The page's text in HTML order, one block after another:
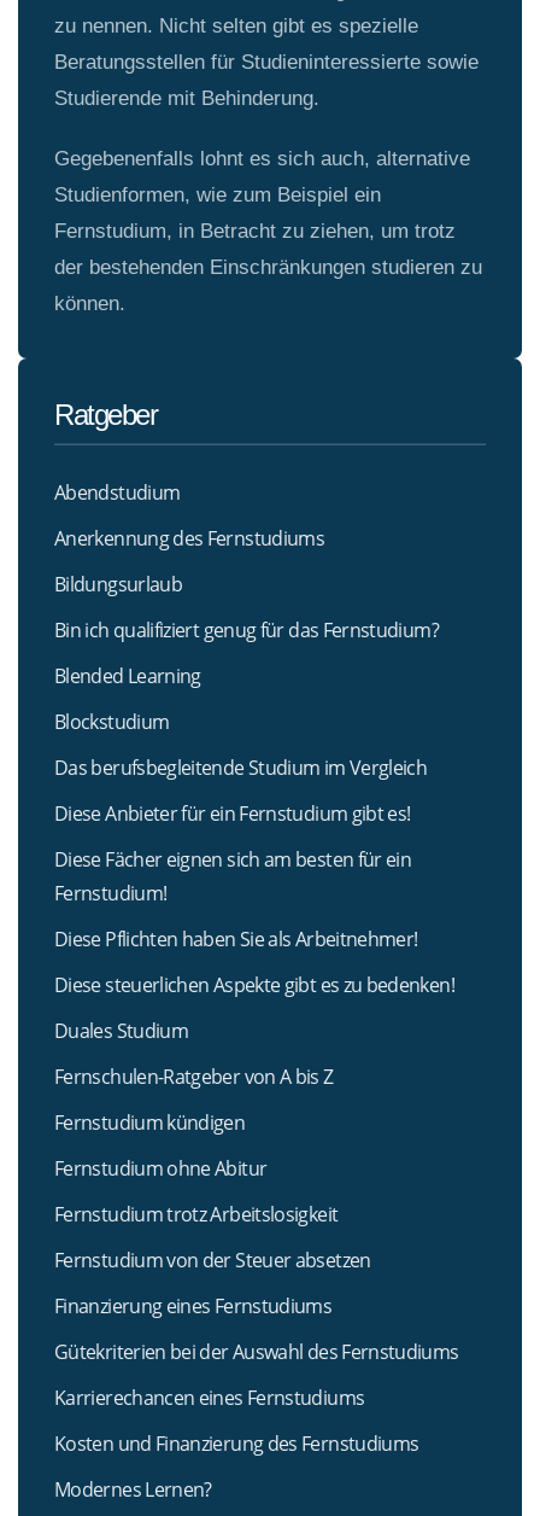
zu nennen. Nicht selten gibt es spezielle
Beratungsstellen für Studieninteressierte sowie
Studierende mit Behinderung.
Gegebenenfalls lohnt es sich auch, alternative
Studienformen, wie zum Beispiel ein
Fernstudium, in Betracht zu ziehen, um trotz
der bestehenden Einschränkungen studieren zu
können.
Ratgeber
Abendstudium
Anerkennung des Fernstudiums
Bildungsurlaub
Bin ich qualifiziert genug für das Fernstudium?
Blended Learning
Blockstudium
Das berufsbegleitende Studium im Vergleich
Diese Anbieter für ein Fernstudium gibt es!
Diese Fächer eignen sich am besten für ein
Fernstudium!
Diese Pflichten haben Sie als Arbeitnehmer!
Diese steuerlichen Aspekte gibt es zu bedenken!
Duales Studium
Fernschulen-Ratgeber von A bis Z
Fernstudium kündigen
Fernstudium ohne Abitur
Fernstudium trotz Arbeitslosigkeit
Fernstudium von der Steuer absetzen
Finanzierung eines Fernstudiums
Gütekriterien bei der Auswahl des Fernstudiums
Karrierechancen eines Fernstudiums
Kosten und Finanzierung des Fernstudiums
Modernes Lernen?